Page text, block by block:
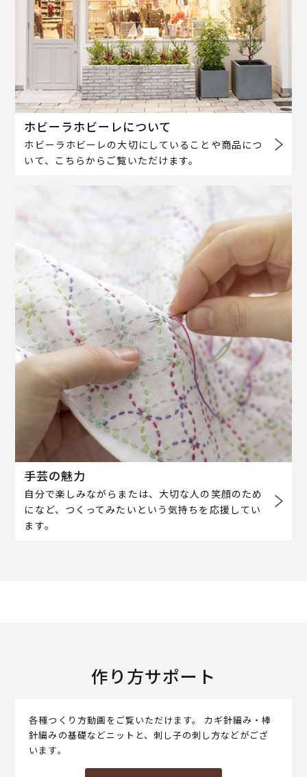
ホビーラホビーレについて
ホビーラホビーレの大切にしていることや商品につ
いて、こちらからご覧いただけます。
手芸の魅力
自分で楽しみながらまたは、大切な人の笑顔のため
になど、つくってみたいという気持ちを応援してい
ます。
作り方サポート
各種つくり方動画をご覧いただけます。 カギ針編み・棒
針編みの基礎などニットと、刺し子の刺し方などがござ
います。